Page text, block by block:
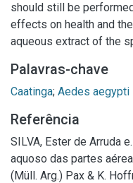
should still be
effects on health and
aqueous extract of the
Palavras-chave
Caatinga; Aedes aegypti
Referência
SILVA, Ester de Arruda
aquoso das partes
(Müll. Arg.) Pax & K.